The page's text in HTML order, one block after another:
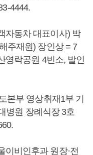
4444.
자동차 대표이사) 박
주재원) 장인상 = 7
영락공원 4빈소, 발인
본부 영상취재1부 기
병원 장례식장 3호
비인후과 원장·전